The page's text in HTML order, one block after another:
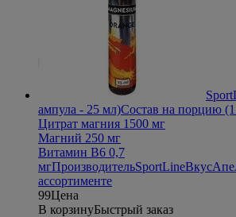
ампула - 25 мл)Состав на порцию
Цитрат магния 1500 мг
Магний 250 мг
Витамин B6 0,7
мгПроизводительSportLineВкус
ассортименте
99Цена
В корзинуБыстрый заказ